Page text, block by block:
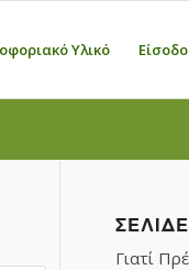
Υλικό
Γιατί